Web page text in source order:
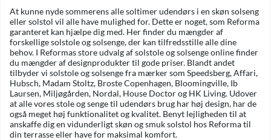
At kunne nyde sommerens alle soltimer udendørs i en skøn solseng
eller solstol vil alle have mulighed for. Dette er noget, som Reforma
garanteret kan hjælpe dig med. Her finder du mængder af
forskellige solstole og solsenge, der kan tilfredsstille alle dine
behov. I Reformas store udvalg af solstole og solsenge online finder
du mængder af designprodukter til gode priser. Blandt andet
tilbyder vi solstole og solsenge fra mærker som Speedsberg, Affari,
Hubsch, Madam Stoltz, Broste Copenhagen, Bloomingville, Ib
Laursen, Miljøgården, Nordal, House Doctor og HK Living. Udover
at alle vores stole og senge til udendørs brug har høj design, har de
også meget høj funktionalitet og kvalitet. Benyt lejligheden til at
anskaffe dig en vidunderligt skøn og smuk solstol hos Reforma til
din terrasse eller have for maksimal komfort.